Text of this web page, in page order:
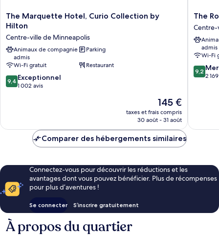
The
Marquette
Curio
Collection
Hilton
Centre-
ville
The Marquette Hotel, Curio Collection by
Hilton
Centre-ville de Minneapolis
Animaux de compagnie
admis
Parking
Wi-Fi gratuit
Restaurant
9.4
sur
9,4 Exceptionnel
1 002 avis
Le
nouveau
prix
de
145 €
taxes et frais compris
30 août - 31 août
The
Royal
Sonesta
Centre-
ville
de
The
Centre-
admis
Wi-Fi
9.2
sur
9,2
2
Comparer des hébergements similaires
Connectez-vous pour découvrir les réductions et les
avantages dont vous pouvez bénéficier. Plus de récompenses
pour plus d’aventures !
Se connecter S’inscrire gratuitement
À propos du quartier